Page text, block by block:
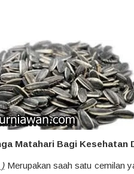
Matahari Bagi Kesehatan
Merupakan saah satu cemilan